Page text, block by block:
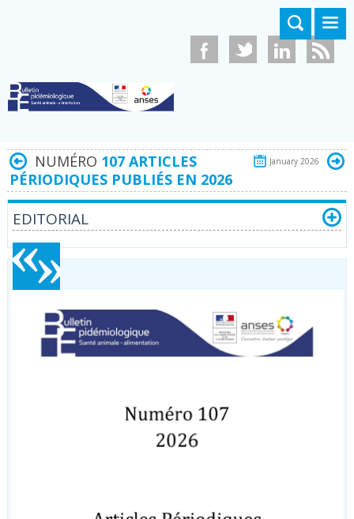
January 2026
NUMÉRO 107 ARTICLES
PÉRIODIQUES PUBLIÉS EN 2026
EDITORIAL